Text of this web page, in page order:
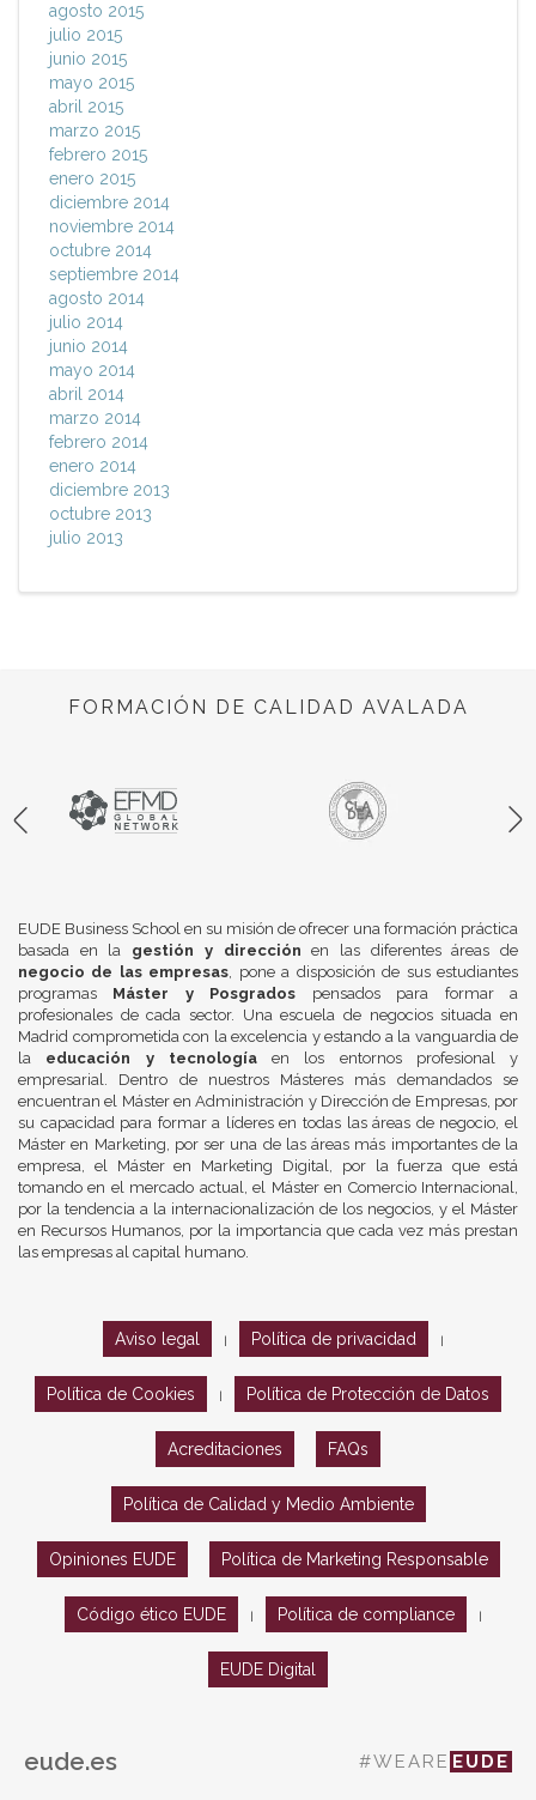
agosto 2015
julio 2015
junio 2015
mayo 2015
abril 2015
marzo 2015
febrero 2015
enero 2015
diciembre 2014
noviembre 2014
octubre 2014
septiembre 2014
agosto 2014
julio 2014
junio 2014
mayo 2014
abril 2014
marzo 2014
febrero 2014
enero 2014
diciembre 2013
octubre 2013
julio 2013
FORMACIÓN DE CALIDAD AVALADA
EUDE Business School en su misión de ofrecer una formación práctica
basada en la gestión y dirección en las diferentes áreas de
negocio de las empresas, pone a disposición de sus estudiantes
programas Máster y Posgrados pensados para formar a
profesionales de cada sector. Una escuela de negocios situada en
Madrid comprometida con la excelencia y estando a la vanguardia de
la educación y tecnologíaen los entornos profesional y
empresarial. Dentro de nuestros Másteres más demandados se
encuentran el Máster en Administración y Dirección de Empresas, por
su capacidad para formar a líderes en todas las áreas de negocio, el
Máster en Marketing, por ser una de las áreas más importantes de la
empresa, el Máster en Marketing Digital, por la fuerza que está
tomando en el mercado actual, el Máster en Comercio Internacional,
por la tendencia a la internacionalización de los negocios, y el Máster
en Recursos Humanos, por la importancia que cada vez más prestan
las empresas al capital humano.
Aviso legal Política de privacidad
Política de Cookies Política de Protección de Datos
Acreditaciones FAQs
Política de Calidad y Medio Ambiente
Opiniones EUDE Política de Marketing Responsable
Código ético EUDE Política de compliance
EUDE Digital
eude.es #WEARE EUDE